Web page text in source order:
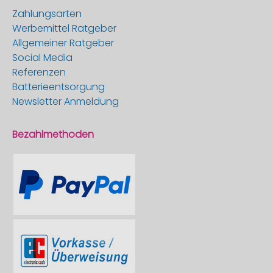
Zahlungsarten
Werbemittel Ratgeber
Allgemeiner Ratgeber
Social Media
Referenzen
Batterieentsorgung
Newsletter Anmeldung
Bezahlmethoden